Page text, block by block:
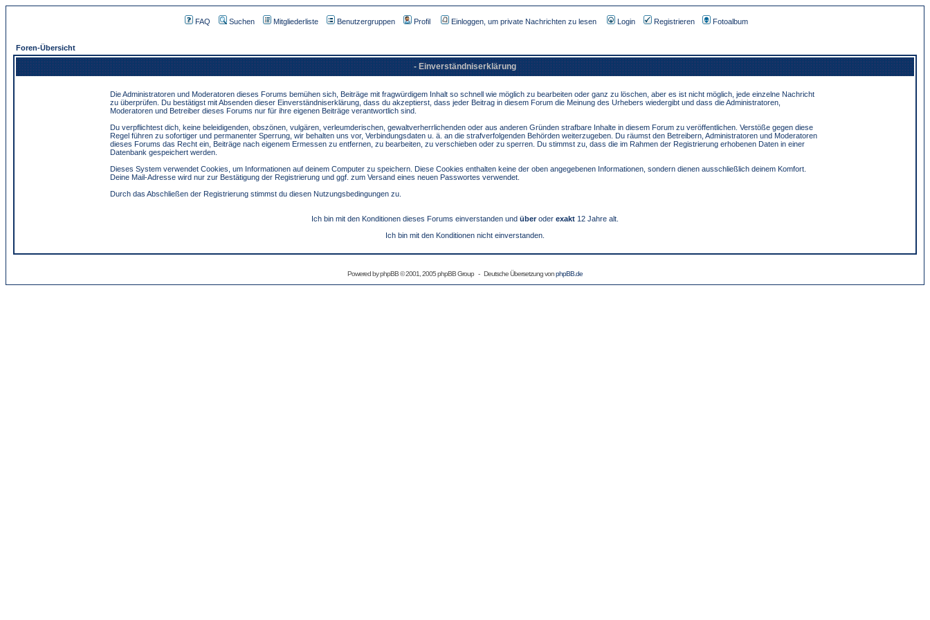
FAQ Suchen Mitgliederliste Benutzergruppen Profil Einloggen, um private Nachrichten zu lesen Login Registrieren Fotoalbum
Foren-Übersicht
- Einverständniserklärung
Die Administratoren und Moderatoren dieses Forums bemühen sich, Beiträge mit fragwürdigem Inhalt so schnell wie möglich zu bearbeiten oder ganz zu löschen, aber es ist nicht möglich, jede einzelne Nachricht
zu überprüfen. Du bestätigst mit Absenden dieser Einverständniserklärung, dass du akzeptierst, dass jeder Beitrag in diesem Forum die Meinung des Urhebers wiedergibt und dass die Administratoren,
Moderatoren und Betreiber dieses Forums nur für ihre eigenen Beiträge verantwortlich sind.
Du verpflichtest dich, keine beleidigenden, obszönen, vulgären, verleumderischen, gewaltverherrlichenden oder aus anderen Gründen strafbare Inhalte in diesem Forum zu veröffentlichen. Verstöße gegen diese
Regel führen zu sofortiger und permanenter Sperrung, wir behalten uns vor, Verbindungsdaten u. ä. an die strafverfolgenden Behörden weiterzugeben. Du räumst den Betreibern, Administratoren und Moderatoren
dieses Forums das Recht ein, Beiträge nach eigenem Ermessen zu entfernen, zu bearbeiten, zu verschieben oder zu sperren. Du stimmst zu, dass die im Rahmen der Registrierung erhobenen Daten in einer
Datenbank gespeichert werden.
Dieses System verwendet Cookies, um Informationen auf deinem Computer zu speichern. Diese Cookies enthalten keine der oben angegebenen Informationen, sondern dienen ausschließlich deinem Komfort.
Deine Mail-Adresse wird nur zur Bestätigung der Registrierung und ggf. zum Versand eines neuen Passwortes verwendet.
Durch das Abschließen der Registrierung stimmst du diesen Nutzungsbedingungen zu.
Ich bin mit den Konditionen dieses Forums einverstanden und überoder exakt 12 Jahre alt.
Ich bin mit den Konditionen nicht einverstanden.
Powered byphpBB© 2001, 2005 phpBB Group - Deutsche Übersetzung vonphpBB.de